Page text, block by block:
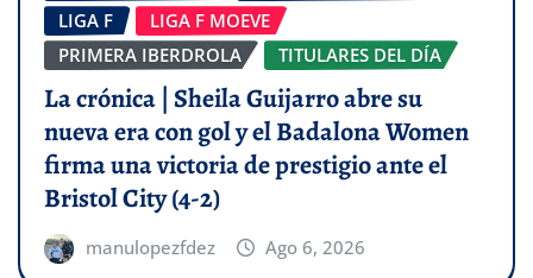
LIGA F
LIGA F MOEVE
PRIMERA IBERDROLA
TITULARES DEL DÍA
La crónica | Sheila Guijarro abre su
nueva era con gol y el Badalona Women
firma una victoria de prestigio ante el
Bristol City (4-2)
manulopezfdez Ago 6, 2026